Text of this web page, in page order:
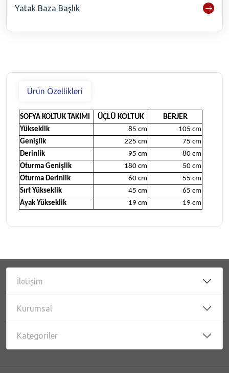
Yatak Baza Başlık
Ürün Özellikleri
SOFYA KOLTUK TAKIMI ÜÇLÜ KOLTUK BERJER
Yükseklik 85 cm
105 cm
Genişlik
225 cm
75 cm
Derinlik
95 cm
80 cm
Oturma Genişlik
180 cm
50 cm
Oturma Derinlik
60 cm
55 cm
Sırt Yükseklik
45 cm
65 cm
Ayak Yükseklik
19 cm 19 cm
İletişim
Kurumsal
Kategoriler